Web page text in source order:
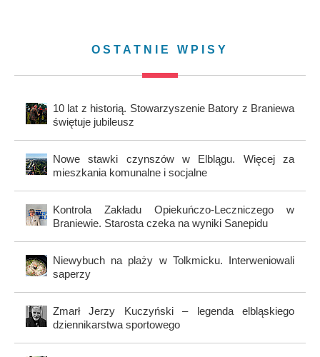
OSTATNIE WPISY
10 lat z historią. Stowarzyszenie Batory z Braniewa
świętuje jubileusz
Nowe stawki czynszów w Elblągu. Więcej za
mieszkania komunalne i socjalne
Kontrola Zakładu Opiekuńczo-Leczniczego w
Braniewie. Starosta czeka na wyniki Sanepidu
Niewybuch na plaży w Tolkmicku. Interweniowali
saperzy
Zmarł Jerzy Kuczyński – legenda elbląskiego
dziennikarstwa sportowego